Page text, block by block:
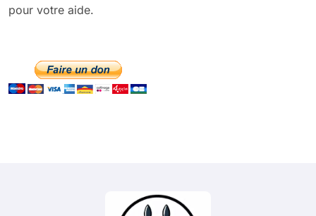
pour votre aide.